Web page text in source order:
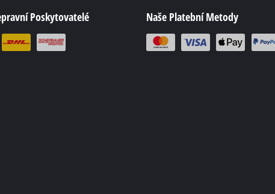
Poskytovatelé Naše Platební Metody